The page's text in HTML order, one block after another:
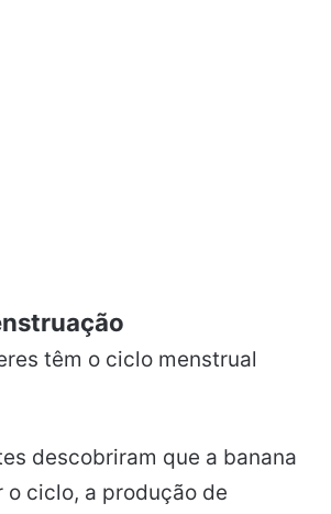
têm o ciclo menstrual
descobriram que a banana
o ciclo, a produção de